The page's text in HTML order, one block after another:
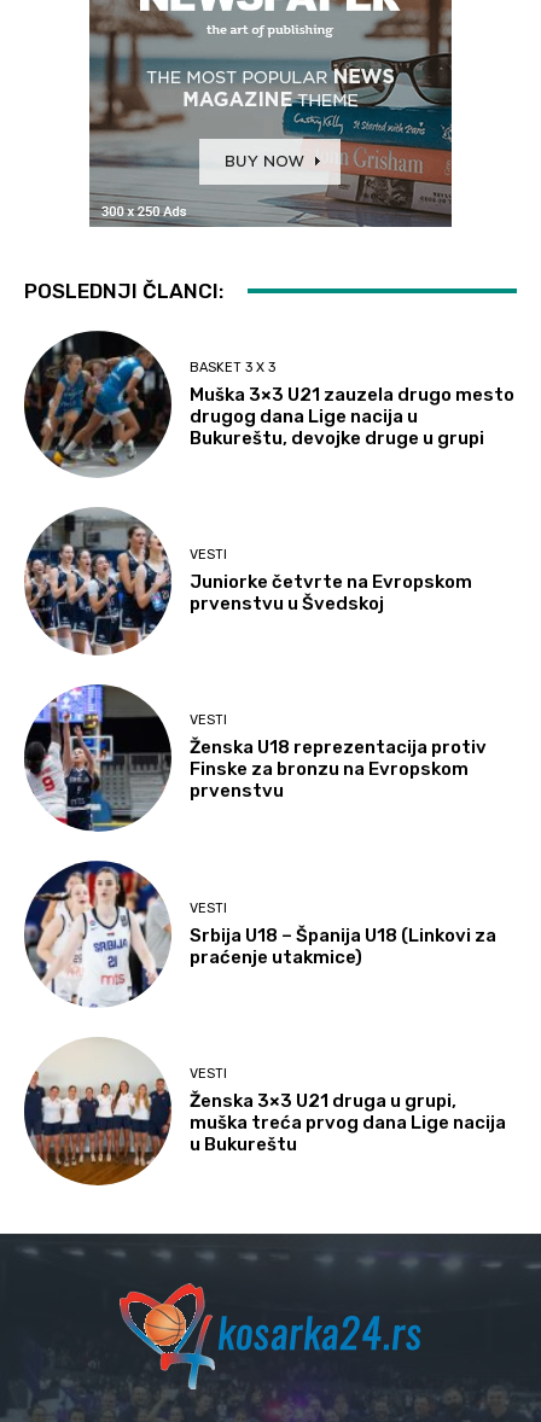
POSLEDNJI ČLANCI:
BASKET 3 X 3
Muška 3×3 U21 zauzela drugo mesto
drugog dana Lige nacija u
Bukureštu, devojke druge u grupi
VESTI
Juniorke četvrte na Evropskom
prvenstvu u Švedskoj
VESTI
Ženska U18 reprezentacija protiv
Finske za bronzu na Evropskom
prvenstvu
VESTI
Srbija U18 – Španija U18 (Linkovi za
praćenje utakmice)
VESTI
Ženska 3×3 U21 druga u grupi,
muška treća prvog dana Lige nacija
u Bukureštu